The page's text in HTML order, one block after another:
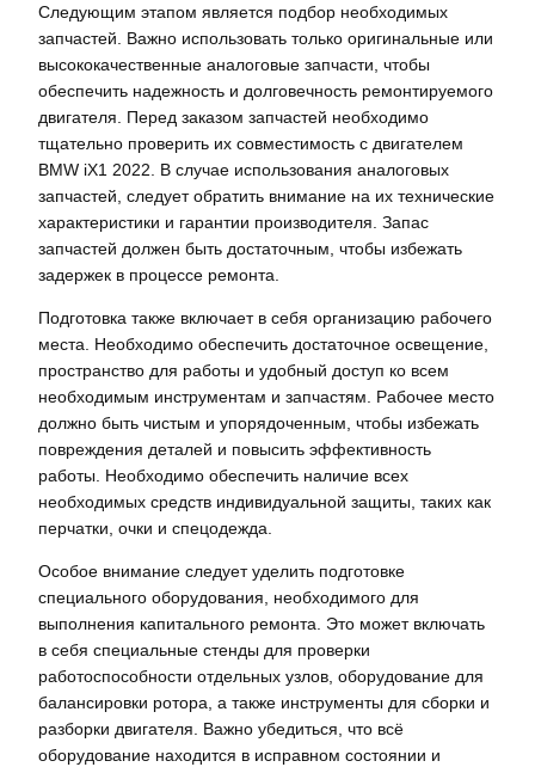
Следующим этапом является подбор необходимых
запчастей. Важно использовать только оригинальные или
высококачественные аналоговые запчасти, чтобы
обеспечить надежность и долговечность ремонтируемого
двигателя. Перед заказом запчастей необходимо
тщательно проверить их совместимость с двигателем
BMW iX1 2022. В случае использования аналоговых
запчастей, следует обратить внимание на их технические
характеристики и гарантии производителя. Запас
запчастей должен быть достаточным, чтобы избежать
задержек в процессе ремонта.
Подготовка также включает в себя организацию рабочего
места. Необходимо обеспечить достаточное освещение,
пространство для работы и удобный доступ ко всем
необходимым инструментам и запчастям. Рабочее место
должно быть чистым и упорядоченным, чтобы избежать
повреждения деталей и повысить эффективность
работы. Необходимо обеспечить наличие всех
необходимых средств индивидуальной защиты, таких как
перчатки, очки и спецодежда.
Особое внимание следует уделить подготовке
специального оборудования, необходимого для
выполнения капитального ремонта. Это может включать
в себя специальные стенды для проверки
работоспособности отдельных узлов, оборудование для
балансировки ротора, а также инструменты для сборки и
разборки двигателя. Важно убедиться, что всё
оборудование находится в исправном состоянии и